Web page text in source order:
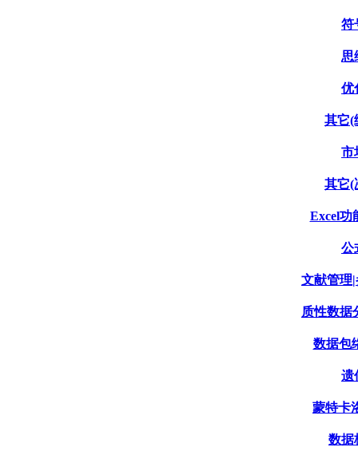
符
思
优
其它(
市
其它(
Excel功
公
文献管理
质性数据
数据包
遗
蒙特卡
数据